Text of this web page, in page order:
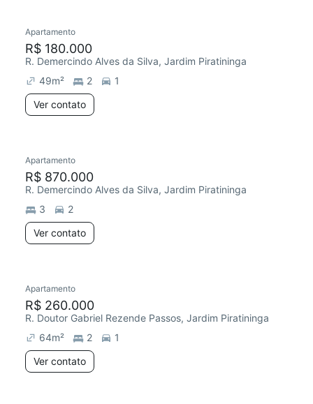
Redecorar
Apartamento
R$ 180.000
R. Demercindo Alves da Silva, Jardim Piratininga
49m² 2
1
Ver contato
Redecorar
Apartamento
R$ 870.000
R. Demercindo Alves da Silva, Jardim Piratininga
3
2
Ver contato
Apartamento
R$ 260.000
R. Doutor Gabriel Rezende Passos, Jardim Piratininga
64m² 2
1
Ver contato